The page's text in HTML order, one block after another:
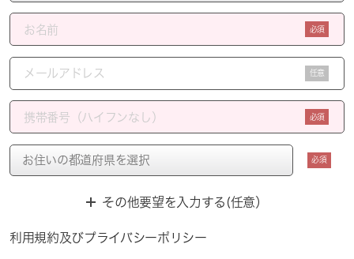
必須
任意
必須
必須
その他要望を入力する(任意）
利用規約及びプライバシーポリシー